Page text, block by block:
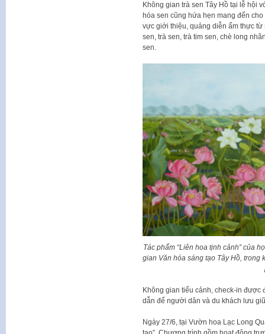
Không gian trà sen Tây Hồ tại lễ hội
hóa sen cũng hứa hẹn mang đến
vực giới thiệu, quảng diễn ẩm thực
sen, trà sen, trà tim sen, chè long
sen.
Tác phẩm “Liên hoa tịnh cảnh” của
gian Văn hóa sáng tạo Tây Hồ, trong
Không gian tiểu cảnh, check-in được
dẫn để người dân và du khách lưu
Ngày 27/6, tại Vườn hoa Lạc Long